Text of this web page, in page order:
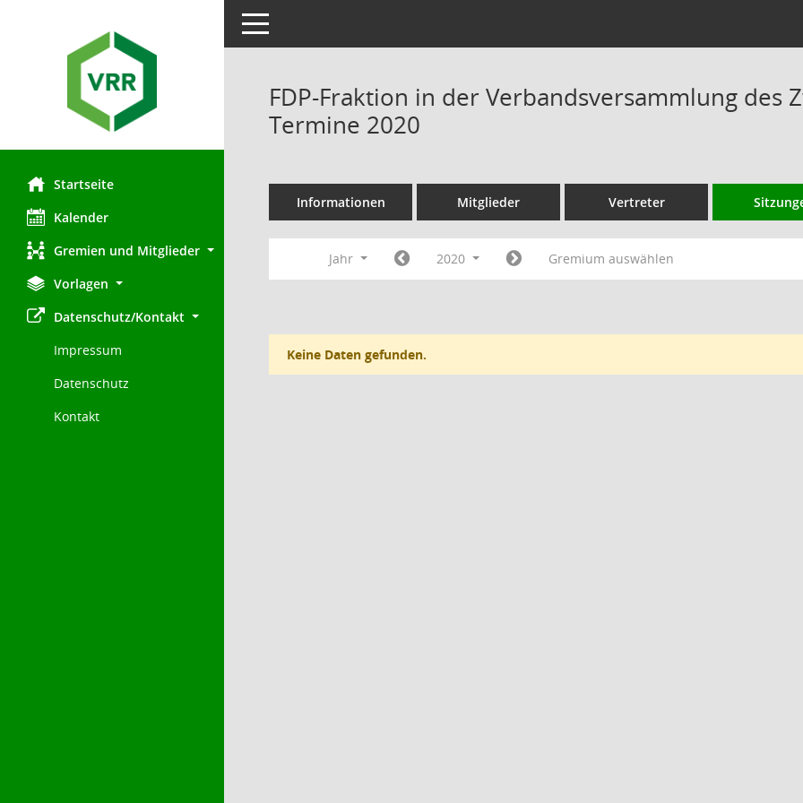
Startseite
Kalender
Gremien und Mitglieder
Vorlagen
Datenschutz/Kontakt
Impressum
Datenschutz
Kontakt
Toggle navigation
FDP-Fraktion in der Verbandsversammlung des
Termine 2020
Informationen Mitglieder Vertreter
Jahr 2020 Gremium auswählen
Keine Daten gefunden.